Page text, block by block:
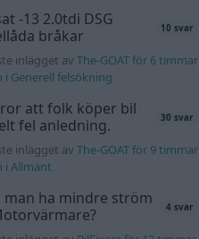
-13 2.0tdi DSG
bråkar
10 svar
inlägget avThe-GOAT för 6 timmar
i Generell felsökning
att folk köper bil
fel anledning.
30 svar
inlägget avThe-GOAT för 9 timmar
iAllmänt
man ha mindre ström
4 svar